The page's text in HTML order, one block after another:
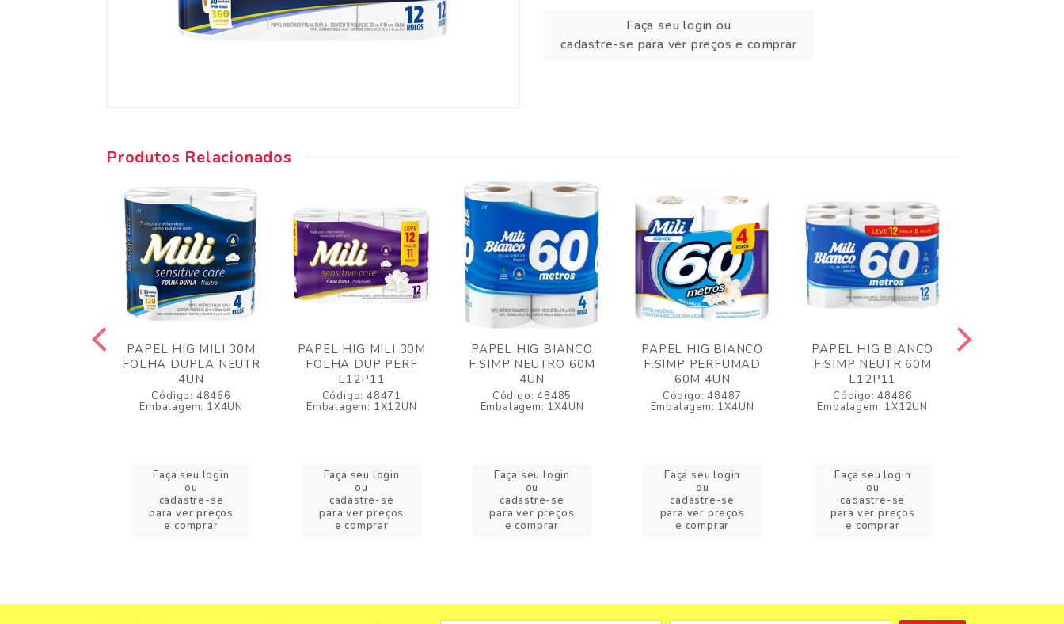
Faça seu login ou
cadastre-se para ver preços e comprar
Produtos Relacionados
PAPEL HIG MILI 30M
FOLHA DUPLA NEUTR
4UN
Código: 48466
Embalagem: 1X4UN
Faça seu login
ou
cadastre-se
para ver preços
e comprar
PAPEL HIG MILI 30M
FOLHA DUP PERF
L12P11
Código: 48471
Embalagem: 1X12UN
Faça seu login
ou
cadastre-se
para ver preços
e comprar
PAPEL HIG BIANCO
F.SIMP NEUTRO 60M
4UN
Código: 48485
Embalagem: 1X4UN
Faça seu login
ou
cadastre-se
para ver preços
e comprar
PAPEL HIG BIANCO
F.SIMP PERFUMAD
60M 4UN
Código: 48487
Embalagem: 1X4UN
Faça seu login
ou
cadastre-se
para ver preços
e comprar
PAPEL HIG BIANCO
F.SIMP NEUTR 60M
L12P11
Código: 48486
Embalagem: 1X12UN
Faça seu login
ou
cadastre-se
para ver preços
e comprar